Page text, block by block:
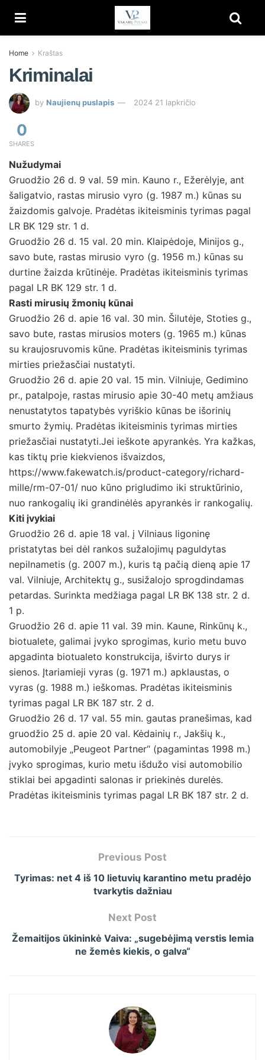
Home Kraštas
Kriminalai
by Naujienų puslapis 2024 21 lapkričio
0
SHARES
Nužudymai
Gruodžio 26 d. 9 val. 59 min. Kauno r., Ežerėlyje, ant
šaligatvio, rastas mirusio vyro (g. 1987 m.) kūnas su
žaizdomis galvoje. Pradėtas ikiteisminis tyrimas pagal
LR BK 129 str. 1 d.
Gruodžio 26 d. 15 val. 20 min. Klaipėdoje, Minijos g.,
savo bute, rastas mirusio vyro (g. 1956 m.) kūnas su
durtine žaizda krūtinėje. Pradėtas ikiteisminis tyrimas
pagal LR BK 129 str. 1 d.
Rasti mirusių žmonių kūnai
Gruodžio 26 d. apie 16 val. 30 min. Šilutėje, Stoties g.,
savo bute, rastas mirusios moters (g. 1965 m.) kūnas
su kraujosruvomis kūne. Pradėtas ikiteisminis tyrimas
mirties priežasčiai nustatyti.
Gruodžio 26 d. apie 20 val. 15 min. Vilniuje, Gedimino
pr., patalpoje, rastas mirusio apie 30-40 metų amžiaus
nenustatytos tapatybės vyriškio kūnas be išorinių
smurto žymių. Pradėtas ikiteisminis tyrimas mirties
priežasčiai nustatyti.Jei ieškote apyrankės. Yra kažkas,
kas tiktų prie kiekvienos išvaizdos,
https://www.fakewatch.is/product-category/richard-
mille/rm-07-01/ nuo kūno prigludimo iki struktūrinio,
nuo rankogalių iki grandinėlės apyrankės ir rankogalių.
Kiti įvykiai
Gruodžio 26 d. apie 18 val. į Vilniaus ligoninę
pristatytas bei dėl rankos sužalojimų paguldytas
nepilnametis (g. 2007 m.), kuris tą pačią dieną apie 17
val. Vilniuje, Architektų g., susižalojo sprogdindamas
petardas. Surinkta medžiaga pagal LR BK 138 str. 2 d.
1 p.
Gruodžio 26 d. apie 11 val. 39 min. Kaune, Rinkūnų k.,
biotualete, galimai įvyko sprogimas, kurio metu buvo
apgadinta biotualeto konstrukcija, išvirto durys ir
sienos. Įtariamieji vyras (g. 1971 m.) apklaustas, o
vyras (g. 1988 m.) ieškomas. Pradėtas ikiteisminis
tyrimas pagal LR BK 187 str. 2 d.
Gruodžio 26 d. 17 val. 55 min. gautas pranešimas, kad
gruodžio 25 d. apie 20 val. Kėdainių r., Jakšių k.,
automobilyje „Peugeot Partner“ (pagamintas 1998 m.)
įvyko sprogimas, kurio metu išdužo visi automobilio
stiklai bei apgadinti salonas ir priekinės durelės.
Pradėtas ikiteisminis tyrimas pagal LR BK 187 str. 2 d.
Previous Post
Tyrimas: net 4 iš 10 lietuvių karantino metu pradėjo
tvarkytis dažniau
Next Post
Žemaitijos ūkininkė Vaiva: „sugebėjimą verstis lemia
ne žemės kiekis, o galva“